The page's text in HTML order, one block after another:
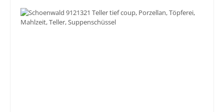
Bildergalerie überspringen